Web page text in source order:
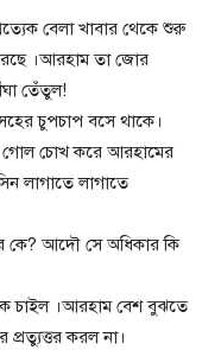
বেলা খাবার থেকে শুরু
।আরহাম তা জোর
তেঁতুল!
চুপচাপ বসে থাকে।
গোল চোখ করে আরহামের
লাগাতে লাগাতে
কে? আদৌ সে অধিকার কি
চাইল ।আরহাম বেশ বুঝতে
করল না।